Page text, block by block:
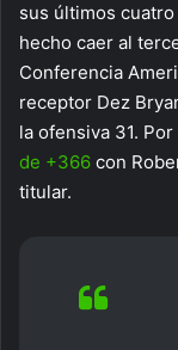
sus últimos
hecho caer al
Conferencia
receptor Dez
la ofensiva 31.
de +366 con
titular.